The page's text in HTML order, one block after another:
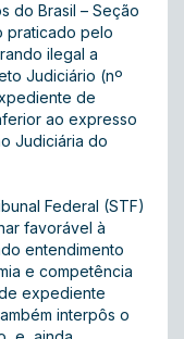
do Brasil – Seção
praticado pelo
ilegal a
Judiciário (nº
de
ao expresso
Judiciária do
Federal (STF)
favorável à
entendimento
e competência
expediente
interpôs o